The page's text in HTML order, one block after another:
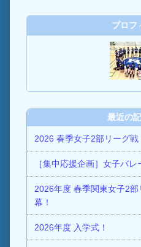
プロフ
最近の
2026 春季女子2部リーグ
［集中応援企画］女子バ
2026年度 春季関東女子2
幕！
2026年度 入学式！